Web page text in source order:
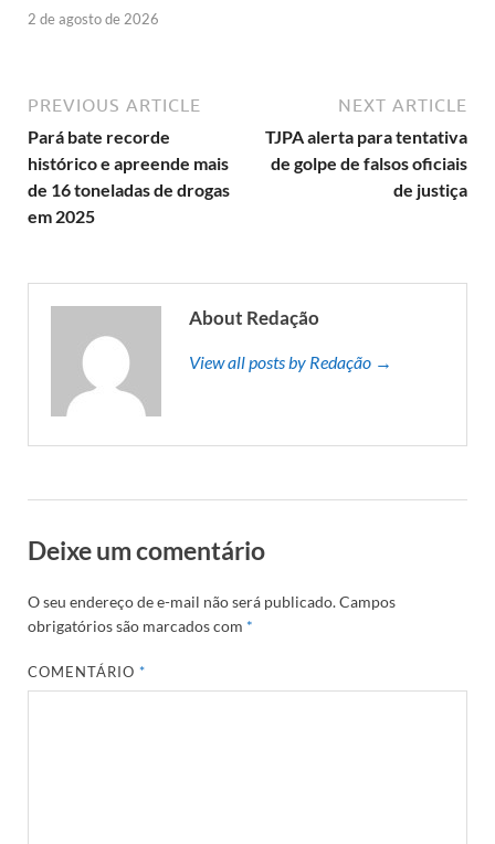
2 de agosto de 2026
PREVIOUS ARTICLE
Pará bate recorde
histórico e apreende mais
de 16 toneladas de drogas
em 2025
NEXT ARTICLE
TJPA alerta para tentativa
de golpe de falsos oficiais
de justiça
About Redação
View all posts by Redação →
Deixe um comentário
O seu endereço de e-mail não será publicado.Campos
obrigatórios são marcados com *
COMENTÁRIO*